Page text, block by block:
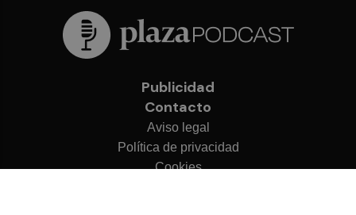
Publicidad
Contacto
Aviso legal
Política de privacidad
Cookies